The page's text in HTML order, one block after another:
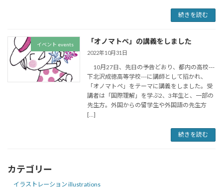
続きを読む
イベント events 「オノマトペ」の講義をしました
2022年10月31日
10月27日、先日の予告どおり、都内の高校---
下北沢成徳高等学校---に講師として招かれ、
「オノマトペ」をテーマに講義をしました。受
講者は「国際理解」を学ぶ2、3年生と、一部の
先生方。外国からの留学生や外国語の先生方
[…]
続きを読む
カテゴリー
イラストレーション illustrations